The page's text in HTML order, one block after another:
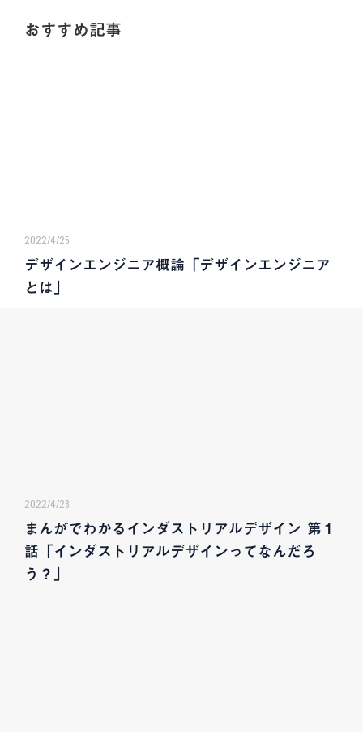
おすすめ記事
2022/4/25
デザインエンジニア概論「デザインエンジニア
とは」
2022/4/28
まんがでわかるインダストリアルデザイン 第１
話「インダストリアルデザインってなんだろ
う？」